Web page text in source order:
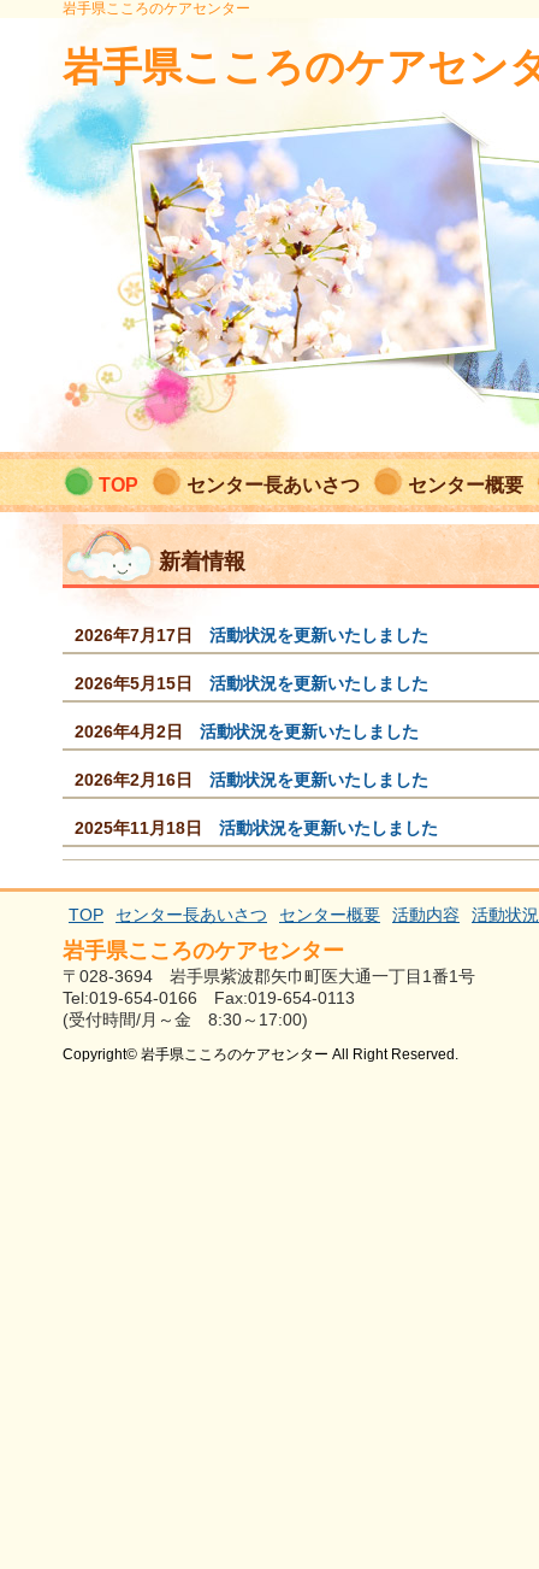
岩手県こころのケアセンター
岩手県こころのケアセン
TOP センター長あいさつ センター概要
職員専用ページ
新着情報
2026年7月17日 活動状況を更新いたしました
2026年5月15日 活動状況を更新いたしました
2026年4月2日 活動状況を更新いたしました
2026年2月16日 活動状況を更新いたしました
2025年11月18日 活動状況を更新いたしました
TOP センター長あいさつ センター概要 活動内容 活動状況
岩手県こころのケアセンター
〒028-3694 岩手県紫波郡矢巾町医大通一丁目1番1号
Tel:019-654-0166 Fax:019-654-0113
(受付時間/月～金 8:30～17:00)
Copyright© 岩手県こころのケアセンター All Right Reserved.